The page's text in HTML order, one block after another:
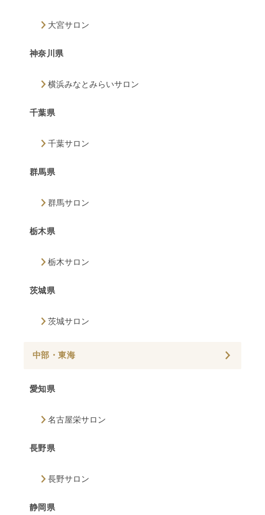
大宮サロン
神奈川県
横浜みなとみらいサロン
千葉県
千葉サロン
群馬県
群馬サロン
栃木県
栃木サロン
茨城県
茨城サロン
中部・東海
愛知県
名古屋栄サロン
長野県
長野サロン
静岡県